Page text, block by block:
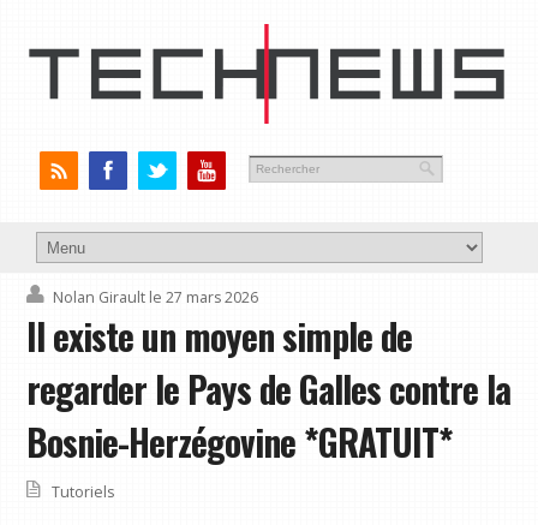
Nolan Girault le 27 mars 2026
Il existe un moyen simple de
regarder le Pays de Galles contre la
Bosnie-Herzégovine *GRATUIT*
Tutoriels